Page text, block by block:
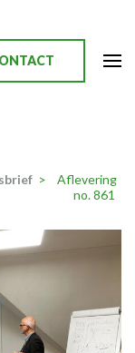
>
Aflevering
no. 861